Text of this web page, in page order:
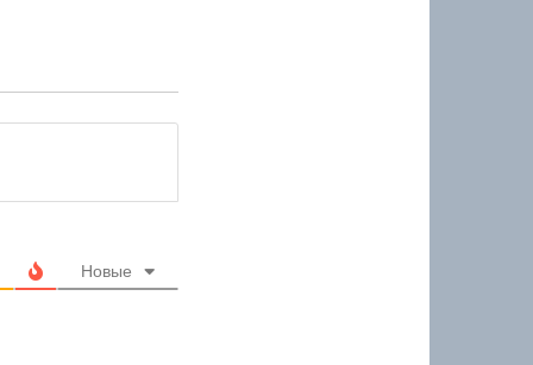
Новые